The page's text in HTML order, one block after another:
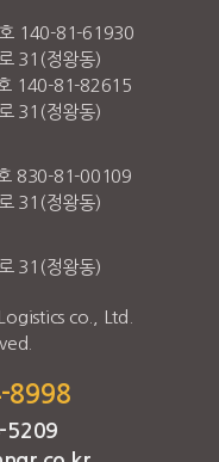
140-81-61930
31(정왕동)
140-81-82615
31(정왕동)
830-81-00109
31(정왕동)
31(정왕동)
co., Ltd.
8998
5209